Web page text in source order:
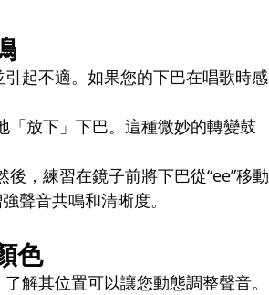
起不適。如果您的下巴在唱歌時感
「放下」下巴。這種微妙的轉變鼓
，練習在鏡子前將下巴從“ee”移動
聲音共鳴和清晰度。
色
解其位置可以讓您動態調整聲音。